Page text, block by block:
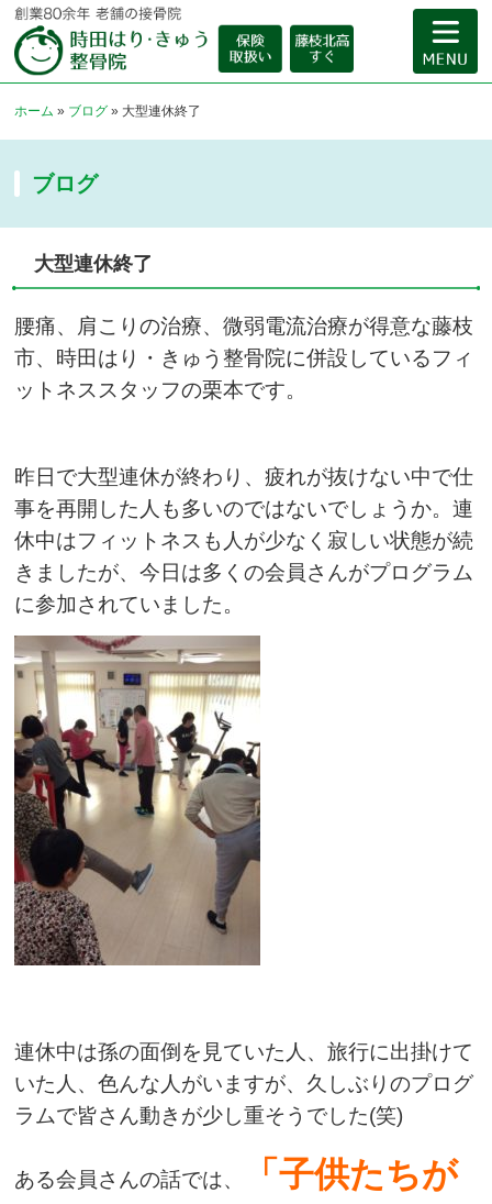
ホーム » ブログ » 大型連休終了
ブログ
大型連休終了
腰痛、肩こりの治療、微弱電流治療が得意な藤枝
市、時田はり・きゅう整骨院に併設しているフィ
ットネススタッフの栗本です。
昨日で大型連休が終わり、疲れが抜けない中で仕
事を再開した人も多いのではないでしょうか。連
休中はフィットネスも人が少なく寂しい状態が続
きましたが、今日は多くの会員さんがプログラム
に参加されていました。
連休中は孫の面倒を見ていた人、旅行に出掛けて
いた人、色んな人がいますが、久しぶりのプログ
ラムで皆さん動きが少し重そうでした(笑)
ある会員さんの話では、
「子供たちが